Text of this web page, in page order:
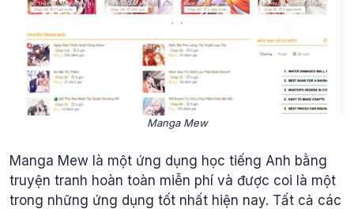
Manga Mew
Manga Mew là một ứng dụng học tiếng Anh bằng
truyện tranh hoàn toàn miễn phí và được coi là một
trong những ứng dụng tốt nhất hiện nay. Tất cả các